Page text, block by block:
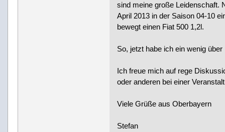
sind meine große Leidenschaft.
April 2013 in der Saison 04-10
bewegt einen Fiat 500 1,2l.
So, jetzt habe ich ein wenig
Ich freue mich auf rege
oder anderen bei einer
Viele Grüße aus Oberbayern
Stefan